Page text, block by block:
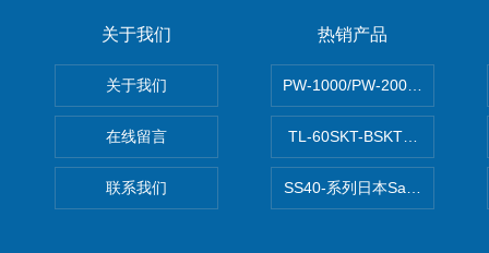
关于我们
关于我们
在线留言
联系我们
热销产品
PW-1000/PW-
TL-60SKT-BSKTC张力控制器
SS40-系列日本Sawamura泽